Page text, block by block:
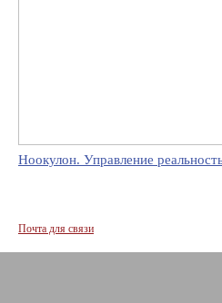
Ноокулон. Управление
Почта для связи